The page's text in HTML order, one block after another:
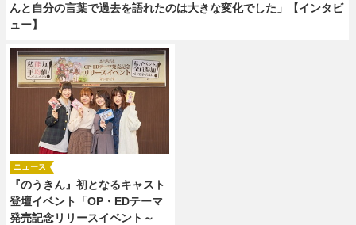
んと自分の言葉で過去を語れたのは大きな変化でした」【インタビ
ュー】
『のうきん』初となるキャスト
登壇イベント「OP・EDテーマ
発売記念リリースイベント～
ニュース